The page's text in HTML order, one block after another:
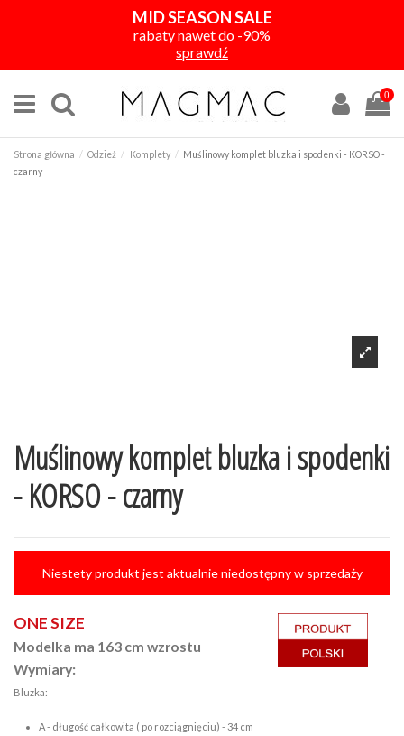
MID SEASON SALE
rabaty nawet do -90%
sprawdź
0
Strona główna Odzież Komplety
Muślinowy komplet bluzka i spodenki - KORSO -
czarny
Muślinowy komplet bluzka i spodenki
- KORSO - czarny
Niestety produkt jest aktualnie niedostępny w sprzedaży
ONE SIZE
Modelka ma 163 cm wzrostu
Wymiary:
Bluzka:
A - długość całkowita ( po rozciągnięciu) - 34 cm